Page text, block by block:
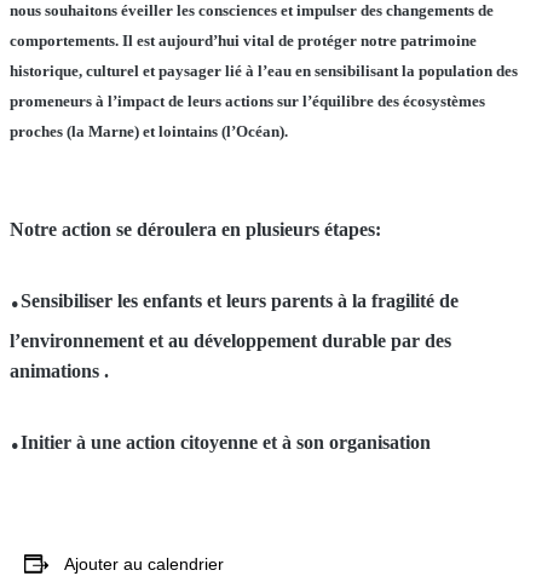
nous souhaitons éveiller les consciences et impulser des changements de
comportements. Il est aujourd’hui vital de protéger notre patrimoine
historique, culturel et paysager lié à l’eau en sensibilisant la population des
promeneurs à l’impact de leurs actions sur l’équilibre des écosystèmes
proches (la Marne) et lointains (l’Océan).
Notre action se déroulera en plusieurs étapes:
.Sensibiliser les enfants et leurs parents à la fragilité de
l’environnement et au développement durable par des
animations .
.Initier à une action citoyenne et à son organisation
Ajouter au calendrier